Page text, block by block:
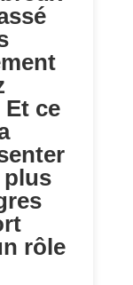
Et ce
plus
rôle